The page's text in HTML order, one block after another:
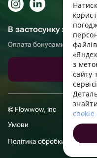
В застосунку
Оплата бонусами,
© Flowwow, inc
Умови
Політика обробки даних
з
сайту
cookie